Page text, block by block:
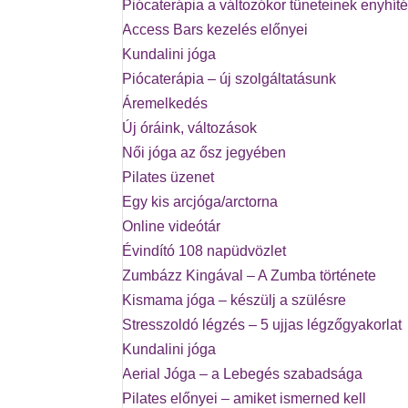
Piócaterápia a változókor tüneteinek
Access Bars kezelés előnyei
Kundalini jóga
Piócaterápia – új szolgáltatásunk
Áremelkedés
Új óráink, változások
Női jóga az ősz jegyében
Pilates üzenet
Egy kis arcjóga/arctorna
Online videótár
Évindító 108 napüdvözlet
Zumbázz Kingával – A Zumba története
Kismama jóga – készülj a szülésre
Stresszoldó légzés – 5 ujjas légzőgyakorlat
Kundalini jóga
Aerial Jóga – a Lebegés szabadsága
Pilates előnyei – amiket ismerned kell